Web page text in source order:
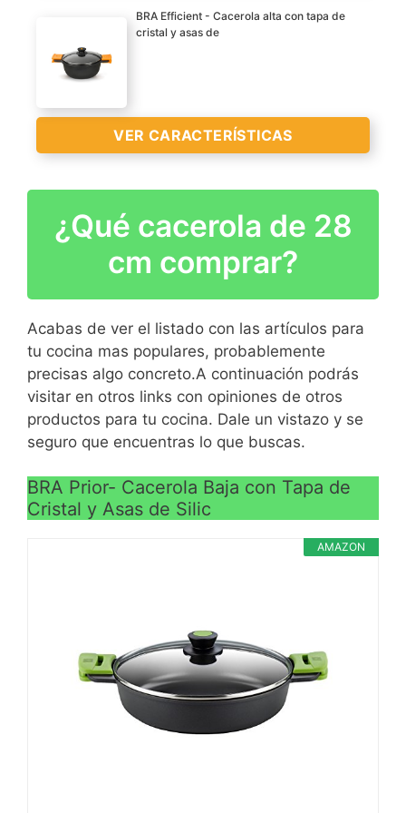
calidad tricapa Teflon
Platinum Plus sin PFOA
Fondo difusor uniforme de
VER
Diseñado para la
conservación del calor y
con salida de vapor.
Fondo difusor FULL
INDUCTION
>
BRA Efficient - Cacerola alta con tapa de
cristal y asas de
VER CARACTERÍSTICAS
Aluminio fundido
Apta para todo tipo de
cocinas, incluido
Recubrimiento
antiadherente de la
calidad tricapa Teflon
Platinum Plus sin PFOA
Fondo difusor uniforme de
eficiencia (Save energy
VER
CARACTERÍSTICAS
>
¿Qué cacerola de 28
cm comprar?
Acabas de ver el listado con las artículos para
tu cocina mas populares, probablemente
precisas algo concreto.A continuación podrás
visitar en otros links con opiniones de otros
productos para tu cocina. Dale un vistazo y se
seguro que encuentras lo que buscas.
BRA Prior- Cacerola Baja con Tapa de
Cristal y Asas de Silic
AMAZON